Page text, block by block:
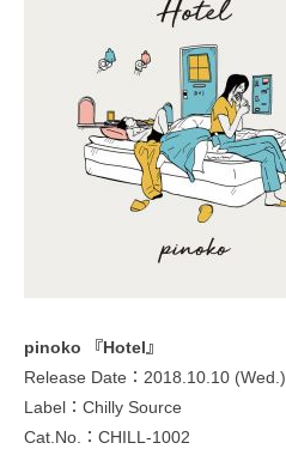
pinoko 『Hotel』
Release Date：2018.10.10 (Wed.)
Label：Chilly Source
Cat.No.：CHILL-1002